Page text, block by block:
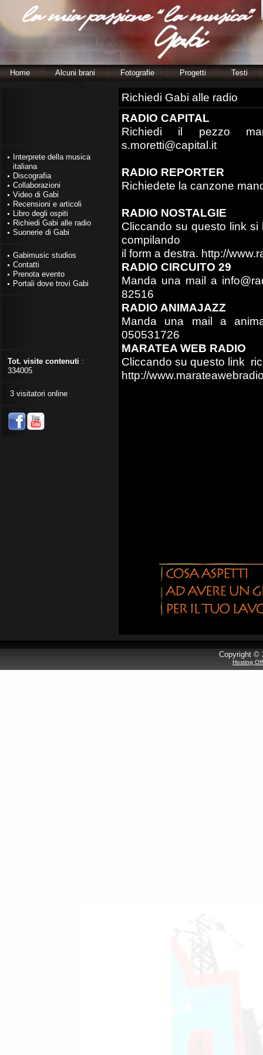
Home Alcuni brani Fotografie Progetti Testi
Interprete della musica
italiana
Discografia
Collaborazioni
Video di Gabi
Recensioni e articoli
Libro degli ospiti
Richiedi Gabi alle radio
Suonerie di Gabi
Gabimusic studios
Contatti
Prenota evento
Portali dove trovi Gabi
Tot. visite contenuti :
334005
3 visitatori online
Richiedi Gabi alle radio
RADIO CAPITAL
Richiedi il pezzo
s.moretti@capital.it
RADIO REPORTER
Richiedete la canzone
RADIO NOSTALGIE
Cliccando su questo link
compilando
il form a destra. http://
RADIO CIRCUITO 29
Manda una mail a
82516
RADIO ANIMAJAZZ
Manda una mail a
050531726
MARATEA WEB RADIO
Cliccando su questo link
http://
Copyright ©
Hosting